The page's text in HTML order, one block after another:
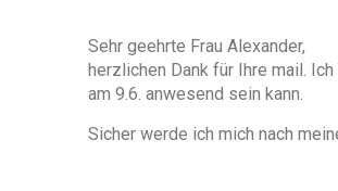
Sehr geehrte Frau Alexander,
herzlichen Dank für Ihre mail.
am 9.6. anwesend sein kann.
Sicher werde ich mich nach